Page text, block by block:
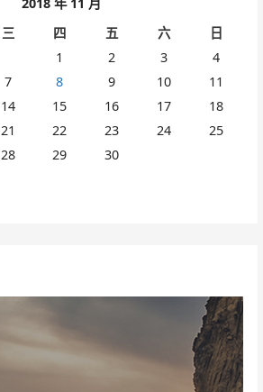
三 四 五 六
日
1
2 3
4
7 8 9 10
11
14 15 16 17
18
21 22 23 24
25
28 29 30